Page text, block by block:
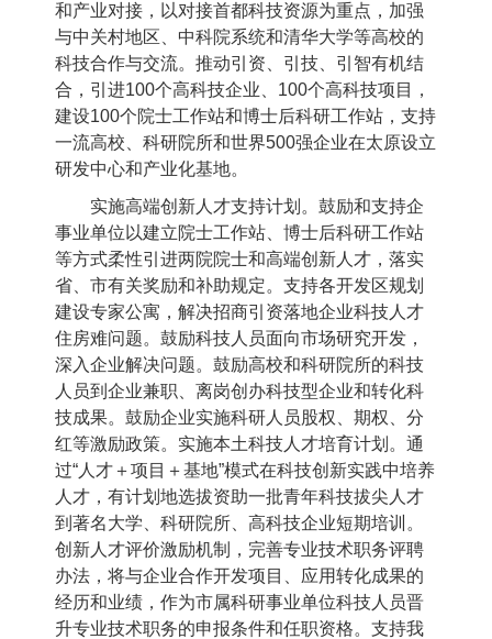
和产业对接，以对接首都科技资源为重点，加强
与中关村地区、中科院系统和清华大学等高校的
科技合作与交流。推动引资、引技、引智有机结
合，引进100个高科技企业、 100个高科技项目，
建设100个院士工作站和博士后科研工作站，支持
一流高校、科研院所和世界500强企业在太原设立
研发中心和产业化基地。
实施高端创新人才支持计划。鼓励和支持企
事业单位以建立院士工作站、博士后科研工作站
等方式柔性引进两院院士和高端创新人才，落实
省、市有关奖励和补助规定。支持各开发区规划
建设专家公寓，解决招商引资落地企业科技人才
住房难问题。鼓励科技人员面向市场研究开发，
深入企业解决问题。鼓励高校和科研院所的科技
人员到企业兼职、离岗创办科技型企业和转化科
技成果。鼓励企业实施科研人员股权、期权、分
红等激励政策。实施本土科技人才培育计划。通
过“人才＋项目＋基地”模式在科技创新实践中培养
人才，有计划地选拔资助一批青年科技拔尖人才
到著名大学、科研院所、高科技企业短期培训。
创新人才评价激励机制，完善专业技术职务评聘
办法，将与企业合作开发项目、应用转化成果的
经历和业绩，作为市属科研事业单位科技人员晋
升专业技术职务的申报条件和任职资格。支持我